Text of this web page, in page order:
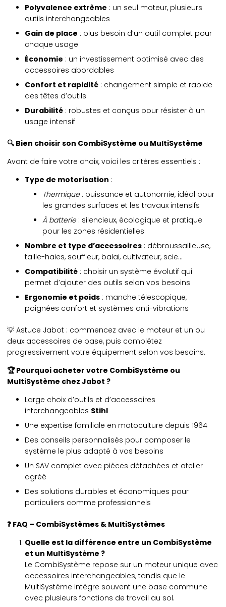
Polyvalence extrême : un seul moteur, plusieurs
outils interchangeables
Gain de place : plus besoin d’un outil complet pour
chaque usage
Économie : un investissement optimisé avec des
accessoires abordables
Confort et rapidité : changement simple et rapide
des têtes d’outils
Durabilité : robustes et conçus pour résister à un
usage intensif
🔍 Bien choisir son CombiSystème ou MultiSystème
Avant de faire votre choix, voici les critères essentiels :
Type de motorisation :
Thermique: puissance et autonomie, idéal pour
les grandes surfaces et les travaux intensifs
À batterie: silencieux, écologique et pratique
pour les zones résidentielles
Nombre et type d’accessoires : débroussailleuse,
taille-haies, souffleur, balai, cultivateur, scie…
Compatibilité : choisir un système évolutif qui
permet d’ajouter des outils selon vos besoins
Ergonomie et poids : manche télescopique,
poignées confort et systèmes anti-vibrations
💡 Astuce Jabot : commencez avec le moteur et un ou
deux accessoires de base, puis complétez
progressivement votre équipement selon vos besoins.
🏆 Pourquoi acheter votre CombiSystème ou
MultiSystème chez Jabot ?
Large choix d’outils et d’accessoires
interchangeables Stihl
Une expertise familiale en motoculture depuis 1964
Des conseils personnalisés pour composer le
système le plus adapté à vos besoins
Un SAV complet avec pièces détachées et atelier
agréé
Des solutions durables et économiques pour
particuliers comme professionnels
❓ FAQ – CombiSystèmes & MultiSystèmes
Quelle est la différence entre un CombiSystème
et un MultiSystème ?
Le CombiSystème repose sur un moteur unique avec
accessoires interchangeables, tandis que le
MultiSystème intègre souvent une base commune
avec plusieurs fonctions de travail au sol.